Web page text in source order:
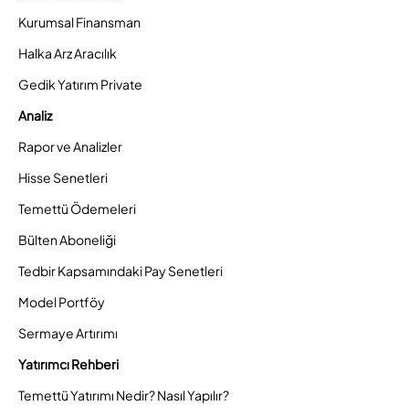
Kurumsal Finansman
Halka Arz Aracılık
Gedik Yatırım Private
Analiz
Rapor ve Analizler
Hisse Senetleri
Temettü Ödemeleri
Bülten Aboneliği
Tedbir Kapsamındaki Pay Senetleri
Model Portföy
Sermaye Artırımı
Yatırımcı Rehberi
Temettü Yatırımı Nedir? Nasıl Yapılır?